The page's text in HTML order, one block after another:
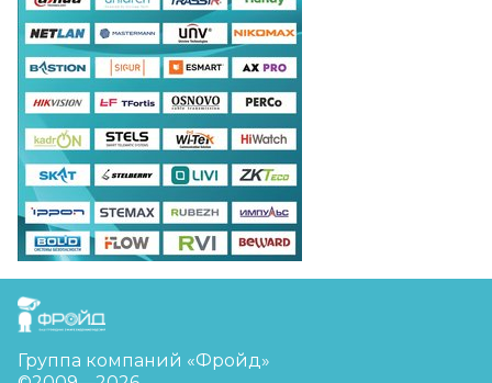
FreudGroup
Группа компаний «Фройд»